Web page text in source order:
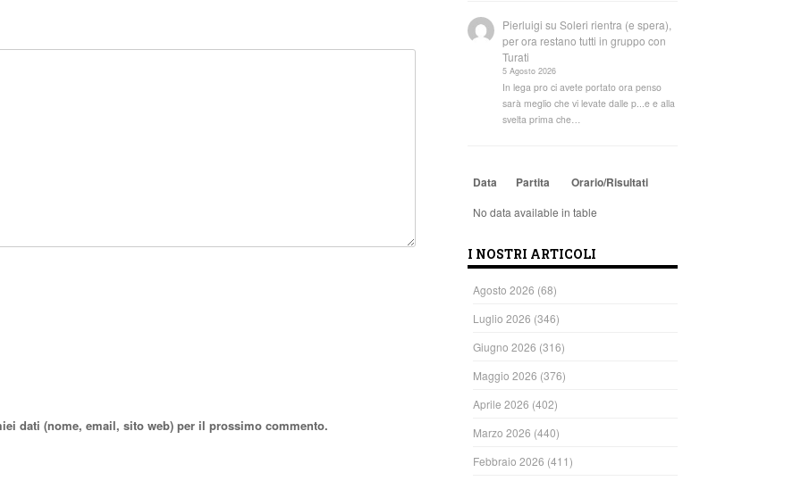
dati (nome, email, sito web) per il prossimo commento.
Pierluigi suSoleri rientra (e spera),
per ora restano tutti in gruppo con
Turati
5 Agosto 2026
In lega pro ci avete portato ora penso
sarà meglio che vi levate dalle p...e e alla
svelta prima che…
Data Partita Orario/Risultati
No data available in table
I NOSTRI ARTICOLI
Agosto 2026 (68)
Luglio 2026 (346)
Giugno 2026 (316)
Maggio 2026 (376)
Aprile 2026 (402)
Marzo 2026 (440)
Febbraio 2026 (411)